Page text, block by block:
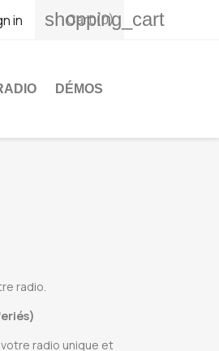
in shopping_cart
Cart(0)
DÉMOS
radio.
radio unique et